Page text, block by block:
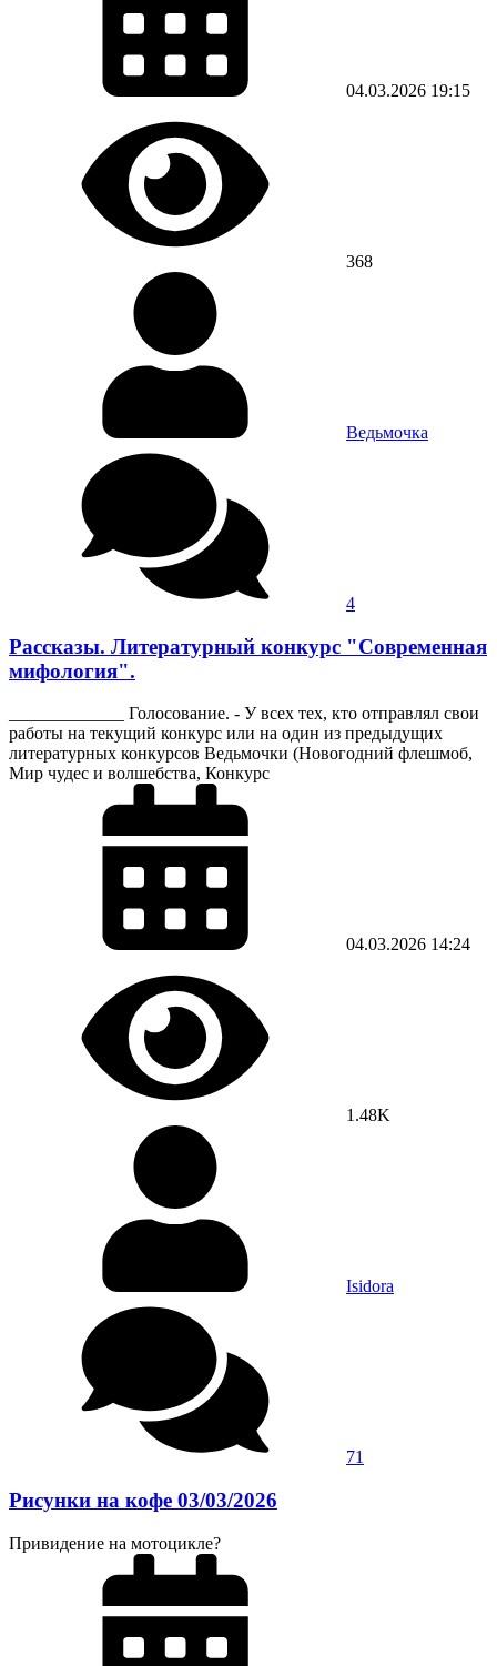
04.03.2026 19:15
368
Ведьмочка
4
Рассказы. Литературный конкурс "Современная
мифология".
_____________ Голосование. - У всех тех, кто отправлял свои
работы на текущий конкурс или на один из предыдущих
литературных конкурсов Ведьмочки (Новогодний флешмоб,
Мир чудес и волшебства, Конкурс
04.03.2026 14:24
1.48K
Isidora
71
Рисунки на кофе 03/03/2026
Привидение на мотоцикле?